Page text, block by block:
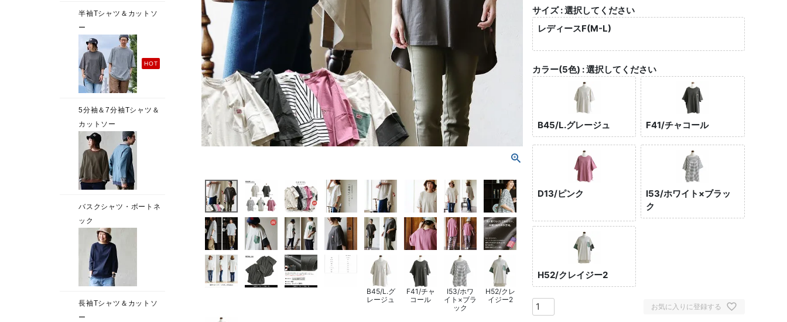
B45/L.グ
レージュ
F41/チャ
コール
I53/ホワ
イト×ブラ
ック
H52/クレ
イジー2
サイズ 選択してください
レディースF(M-L)
カラー(5色) 選択してください
B45/L.グレージュ F41/チャコール
D13/ピンク
I53/ホワイト×ブラッ
ク
H52/クレイジー2
お気に入りに登録する